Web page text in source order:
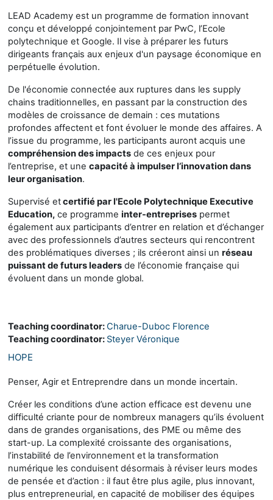
LEAD Academy est un programme de formation innovant
conçu et développé conjointement par PwC, l’Ecole
polytechnique et Google. Il vise à préparer les futurs
dirigeants français aux enjeux d'un paysage économique en
perpétuelle évolution.
De l'économie connectée aux ruptures dans les supply
chains traditionnelles, en passant par la construction des
modèles de croissance de demain : ces mutations
profondes affectent et font évoluer le monde des affaires. A
l’issue du programme, les participants auront acquis une
compréhension des impacts de ces enjeux pour
l’entreprise, et une capacité à impulser l’innovation dans
leur organisation.
Supervisé etcertifié par l'Ecole Polytechnique Executive
Education, ce programme inter-entreprises permet
également aux participants d’entrer en relation et d’échanger
avec des professionnels d’autres secteurs qui rencontrent
des problématiques diverses ; ils créeront ainsi un réseau
puissant de futurs leaders de l’économie française qui
évoluent dans un monde global.
Teaching coordinator:Charue-Duboc Florence
Teaching coordinator: Steyer Véronique
HOPE
Penser, Agir et Entreprendre dans un monde incertain.
Créer les conditions d’une action efficace est devenu une
difficulté criante pour de nombreux managers qu’ils évoluent
dans de grandes organisations, des PME ou même des
start-up. La complexité croissante des organisations,
l’instabilité de l’environnement et la transformation
numérique les conduisent désormais à réviser leurs modes
de pensée et d’action : il faut être plus agile, plus innovant,
plus entrepreneurial, en capacité de mobiliser des équipes